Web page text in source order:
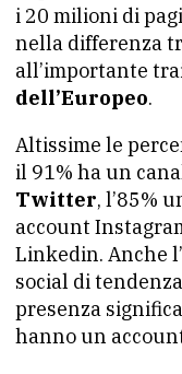
i 20 milioni di
nella differenza
all’importante
dell’Europeo.
Altissime le
il 91% ha un
Twitter, l’85%
account
Linkedin. Anche
social di
presenza
hanno un